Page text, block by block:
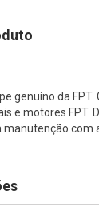
genuíno da
e motores FPT.
manutenção